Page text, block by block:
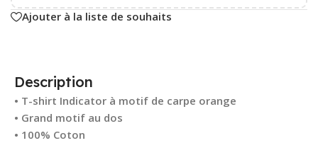
Ajouter à la liste de souhaits
Description
• T-shirt Indicator à motif de carpe orange
• Grand motif au dos
• 100% Coton